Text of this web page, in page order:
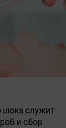
шока служит
и сбор